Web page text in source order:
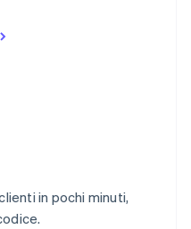
in pochi minuti,